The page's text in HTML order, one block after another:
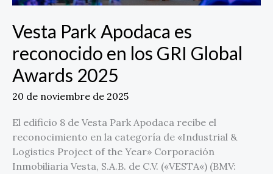
Vesta Park Apodaca es
reconocido en los GRI Global
Awards 2025
20 de noviembre de 2025
El edificio 8 de Vesta Park Apodaca recibe el
reconocimiento en la categoría de «Industrial &
Logistics Project of the Year» Corporación
Inmobiliaria Vesta, S.A.B. de C.V. («VESTA«) (BMV: